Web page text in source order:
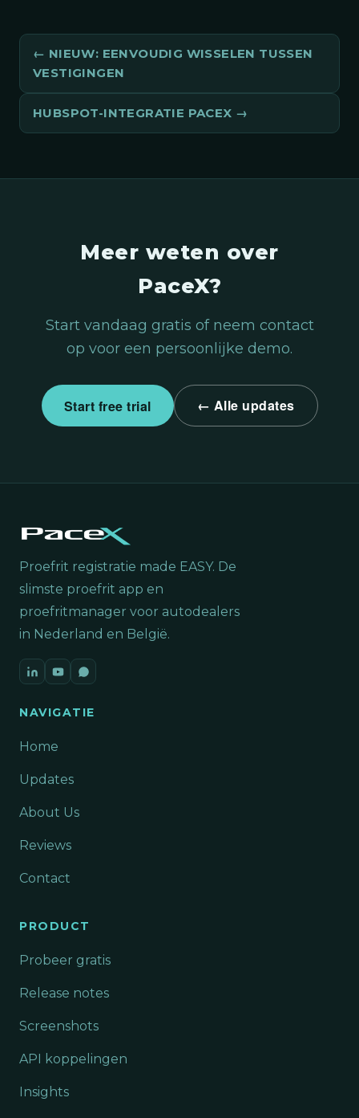
NIEUW: EENVOUDIG WISSELEN TUSSEN
VESTIGINGEN
HUBSPOT-INTEGRATIE PACEX
Meer weten over
PaceX?
Start vandaag gratis of neem contact
op voor een persoonlijke demo.
Start free trial ← Alle updates
Proefrit registratie made EASY. De
slimste proefrit app en
proefritmanager voor autodealers
in Nederland en België.
NAVIGATIE
Home
Updates
About Us
Reviews
Contact
PRODUCT
Probeer gratis
Release notes
Screenshots
API koppelingen
Insights